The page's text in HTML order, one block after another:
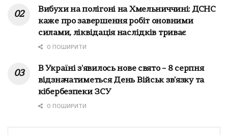
Вибухи на полігоні на Хмельниччині: ДСНС
каже про завершення робіт оновними
силами, ліквідація наслідків триває
0 ПОШИРИТИ
В Україні з'явилось нове свято – 8 серпня
відзначатиметься День Військ зв'язку та
кібербезпеки ЗСУ
0 ПОШИРИТИ